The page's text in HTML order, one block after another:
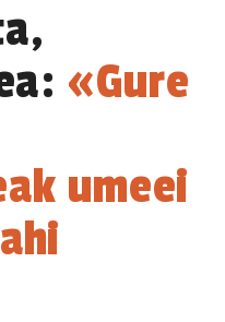
«Gure
umeei